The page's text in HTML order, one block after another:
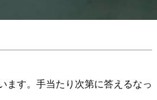
ます。手当たり次第に答えるなっ